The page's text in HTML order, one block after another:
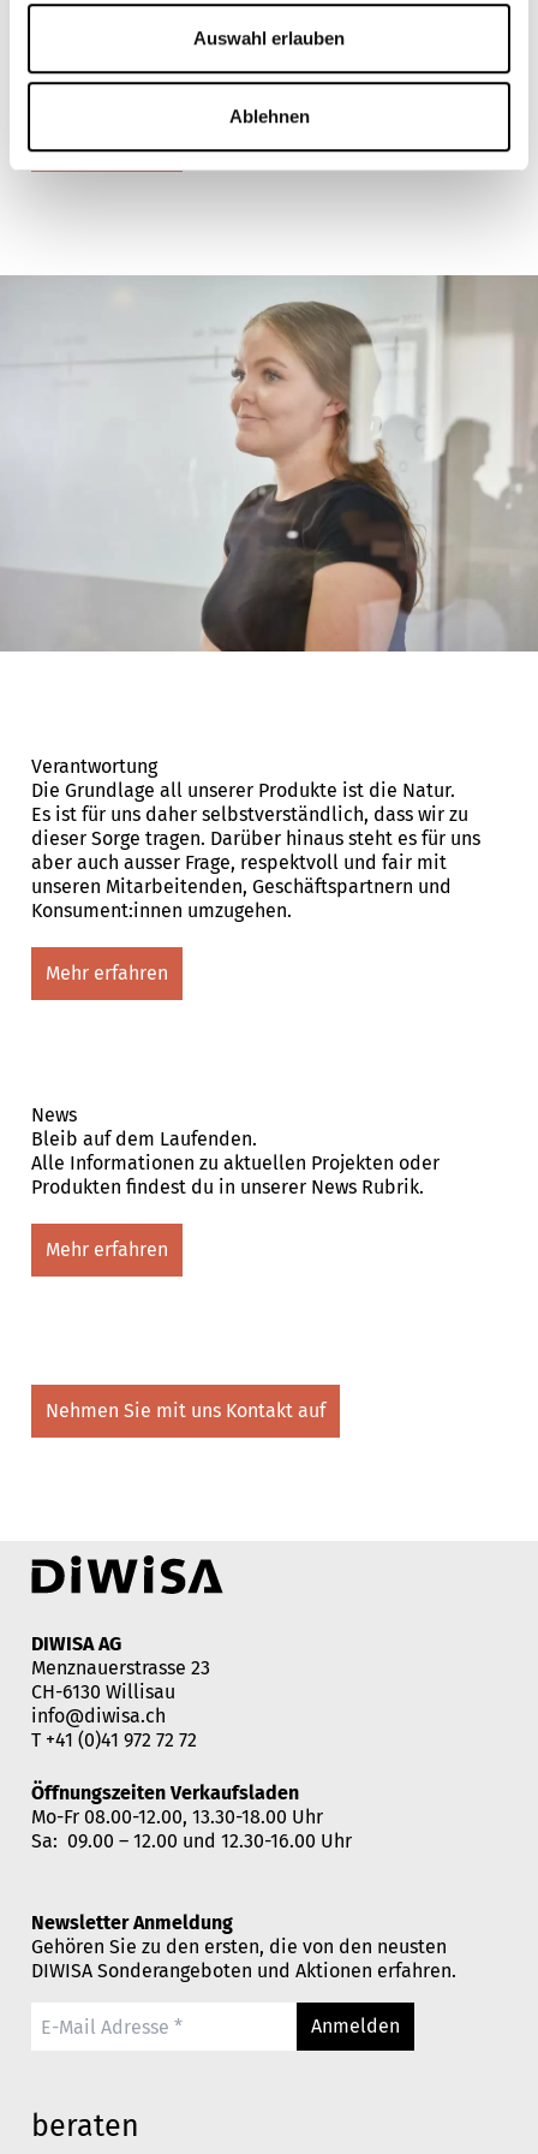
Auswahl erlauben
Ablehnen
Im Laufe der Firmengeschichte dürfen wir auf einige
Meilensteine zurückblicken. Dank stetiger
der Zeit.
Mehr erfahren
Verantwortung
Die Grundlage all unserer Produkte ist die Natur.
Es ist für uns daher selbstverständlich, dass wir zu
dieser Sorge tragen. Darüber hinaus steht es für uns
aber auch ausser Frage, respektvoll und fair mit
unseren Mitarbeitenden, Geschäftspartnern und
Konsument:innen umzugehen.
Mehr erfahren
News
Bleib auf dem Laufenden.
Alle Informationen zu aktuellen Projekten oder
Produkten findest du in unserer News Rubrik.
Mehr erfahren
Nehmen Sie mit uns Kontakt auf
DIWISA AG
Menznauerstrasse 23
CH-6130 Willisau
info@diwisa.ch
T +41 (0)41 972 72 72
Öffnungszeiten Verkaufsladen
Mo-Fr 08.00-12.00, 13.30-18.00 Uhr
Sa: 09.00 – 12.00 und 12.30-16.00 Uhr
Newsletter Anmeldung
Gehören Sie zu den ersten, die von den neusten
DIWISA Sonderangeboten und Aktionen erfahren.
Anmelden
beraten